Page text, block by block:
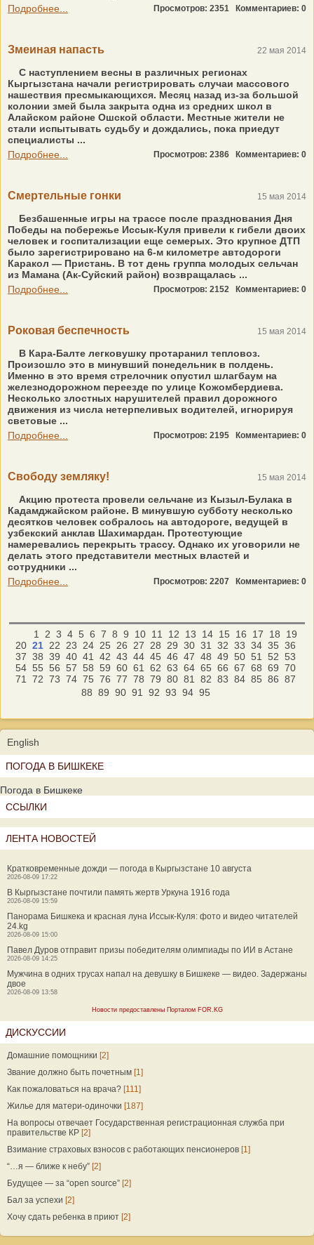
Подробнее...
Просмотров: 2351 Комментариев: 0
Змеиная напасть 22 мая 2014
С наступлением весны в различных регионах
Кыргызстана начали регистрировать случаи массового
нашествия пресмыкающихся. Месяц назад из-за большой
колонии змей была закрыта одна из средних школ в
Алайском районе Ошской области. Местные жители не
стали испытывать судьбу и дождались, пока приедут
специалисты ...
Подробнее...
Просмотров: 2386 Комментариев: 0
Смертельные гонки 15 мая 2014
Безбашенные игры на трассе после празднования Дня
Победы на побережье Иссык-Куля привели к гибели двоих
человек и госпитализации еще семерых. Это крупное ДТП
было зарегистрировано на 6-м километре автодороги
Каракол — Пристань. В тот день группа молодых сельчан
из Мамана (Ак-Суйский район) возвращалась ...
Подробнее...
Просмотров: 2152 Комментариев: 0
Роковая беспечность 15 мая 2014
В Кара-Балте легковушку протаранил тепловоз.
Произошло это в минувший понедельник в полдень.
Именно в это время стрелочник опустил шлагбаум на
железнодорожном переезде по улице Кожомбердиева.
Несколько злостных нарушителей правил дорожного
движения из числа нетерпеливых водителей, игнорируя
световые ...
Подробнее...
Просмотров: 2195 Комментариев: 0
Свободу земляку! 15 мая 2014
Акцию протеста провели сельчане из Кызыл-Булака в
Кадамджайском районе. В минувшую субботу несколько
десятков человек собралось на автодороге, ведущей в
узбекский анклав Шахимардан. Протестующие
намеревались перекрыть трассу. Однако их уговорили не
делать этого представители местных властей и
сотрудники ...
Подробнее...
Просмотров: 2207 Комментариев: 0
1 2 3 4 5 6 7 8 9 10 11 12 13 14 15 16 17 18
19
20 21 22 23 24 25 26 27 28 29 30 31 32 33 34 35 36
37 38 39 40 41 42 43 44 45 46 47 48 49 50 51 52 53
54 55 56 57 58 59 60 61 62 63 64 65 66 67 68 69 70
71
72 73 74 75 76 77 78 79 80 81 82 83 84 85 86 87
88 89 90 91 92 93 94 95
English
ПОГОДА В БИШКЕКЕ
Погода в Бишкеке
ССЫЛКИ
ЛЕНТА НОВОСТЕЙ
Кратковременные дожди — погода в Кыргызстане 10 августа
2026-08-09 17:22
В Кыргызстане почтили память жертв Уркуна 1916 года
2026-08-09 15:59
Панорама Бишкека и красная луна Иссык-Куля: фото и видео читателей
24.kg
2026-08-09 15:00
Павел Дуров отправит призы победителям олимпиады по ИИ в Астане
2026-08-09 14:25
Мужчина в одних трусах напал на девушку в Бишкеке — видео. Задержаны
двое
2026-08-09 13:58
Новости предоставлены Порталом FOR.KG
ДИСКУССИИ
Домашние помощники [2]
Звание должно быть почетным [1]
Как пожаловаться на врача? [111]
Жилье для матери-одиночки [187]
На вопросы отвечает Государственная регистрационная служба при
правительстве КР [2]
Взимание страховых взносов с работающих пенсионеров [1]
“…я — ближе к небу” [2]
Будущее — за “open source” [2]
Бал за успехи [2]
Хочу сдать ребенка в приют [2]